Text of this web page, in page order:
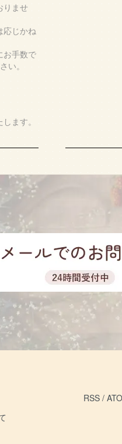
りませ
応じかね
お手数で
い。
ます。
RSS /